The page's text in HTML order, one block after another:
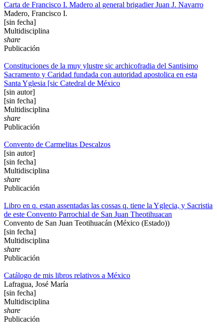
Carta de Francisco I. Madero al general brigadier Juan J. Navarro
Madero, Francisco I.
[sin fecha]
Multidisciplina
share
Publicación
Constituciones de la muy ylustre sic archicofradia del Santisimo
Sacramento y Caridad fundada con autoridad apostolica en esta
Santa Yglesia [sic Catedral de México
[sin autor]
[sin fecha]
Multidisciplina
share
Publicación
Convento de Carmelitas Descalzos
[sin autor]
[sin fecha]
Multidisciplina
share
Publicación
Libro en q. estan assentadas las cossas q. tiene la Yglecia, y Sacristia
de este Convento Parrochial de San Juan Theotihuacan
Convento de San Juan Teotihuacán (México (Estado))
[sin fecha]
Multidisciplina
share
Publicación
Catálogo de mis libros relativos a México
Lafragua, José María
[sin fecha]
Multidisciplina
share
Publicación